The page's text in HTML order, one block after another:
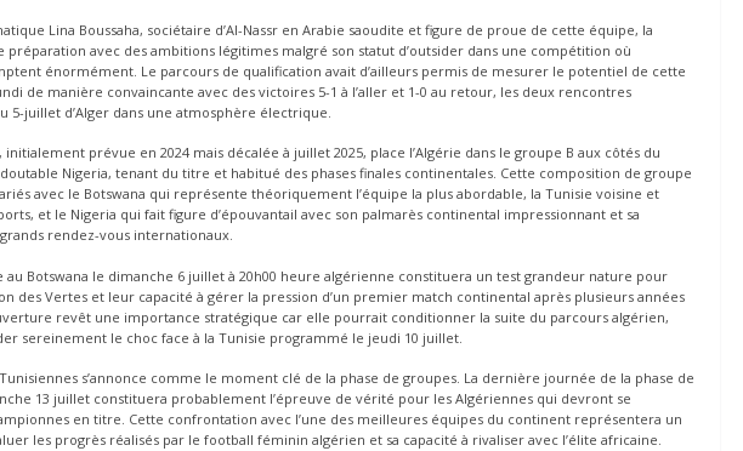
Lina Boussaha, sociétaire d’Al-Nassr en Arabie saoudite et figure de proue de cette équipe, la
avec des ambitions légitimes malgré son statut d’outsider dans une compétition où
énormément. Le parcours de qualification avait d’ailleurs permis de mesurer le potentiel de cette
de manière convaincante avec des victoires 5-1 à l’aller et 1-0 au retour, les deux rencontres
5-juillet d’Alger dans une atmosphère électrique.
prévue en 2024 mais décalée à juillet 2025, place l’Algérie dans le groupe B aux côtés du
Nigeria, tenant du titre et habitué des phases finales continentales. Cette composition de groupe
avec le Botswana qui représente théoriquement l’équipe la plus abordable, la Tunisie voisine et
et le Nigeria qui fait figure d’épouvantail avec son palmarès continental impressionnant et sa
rendez-vous internationaux.
au Botswana le dimanche 6 juillet à 20h00 heure algérienne constituera un test grandeur nature pour
des Vertes et leur capacité à gérer la pression d’un premier match continental après plusieurs années
revêt une importance stratégique car elle pourrait conditionner la suite du parcours algérien,
sereinement le choc face à la Tunisie programmé le jeudi 10 juillet.
s’annonce comme le moment clé de la phase de groupes. La dernière journée de la phase de
13 juillet constituera probablement l’épreuve de vérité pour les Algériennes qui devront se
en titre. Cette confrontation avec l’une des meilleures équipes du continent représentera un
les progrès réalisés par le football féminin algérien et sa capacité à rivaliser avec l’élite africaine.